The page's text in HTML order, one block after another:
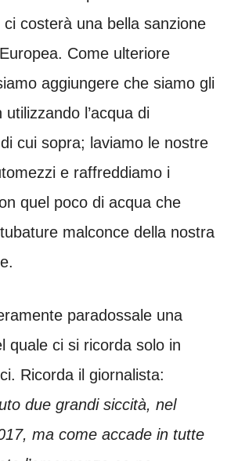
ci costerà una bella sanzione
Come ulteriore
aggiungere che siamo gli
l’acqua di
cui sopra; laviamo le nostre
e raffreddiamo i
quel poco di acqua che
malconce della nostra
paradossale una
quale ci si ricorda solo in
Ricorda il giornalista:
due grandi siccità, nel
ma come accade in tutte